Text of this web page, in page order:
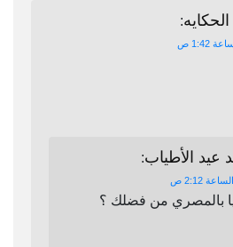
:
عيد الأطياب:
بالمصري من فضلك ؟